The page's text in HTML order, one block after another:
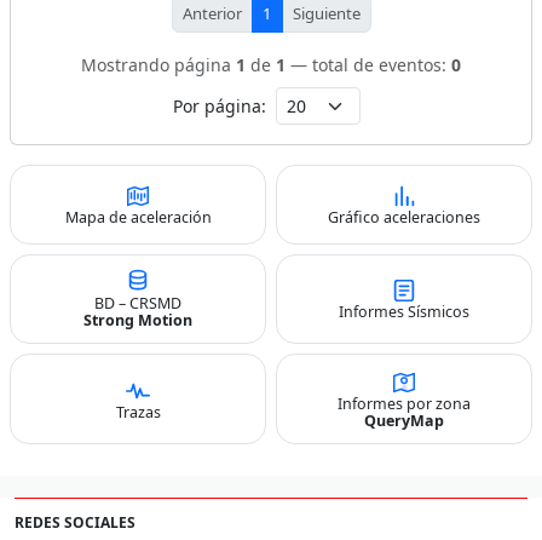
Anterior 1 Siguiente
Mostrando página 1 de 1 — total de eventos: 0
Por página:
Mapa de aceleración Gráfico aceleraciones
BD – CRSMD
Strong Motion
Informes Sísmicos
Trazas
Informes por zona
QueryMap
REDES SOCIALES